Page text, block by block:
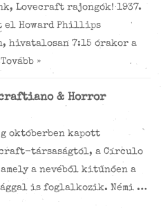
Lovecraft rajongók! 1937.
el Howard Phillips
hivatalosan 7:15 órakor a
Tovább »
& Horror
októberben kapott
társaságtól, a Círculo
a nevéből kitűnően a
is foglalkozik. Némi …